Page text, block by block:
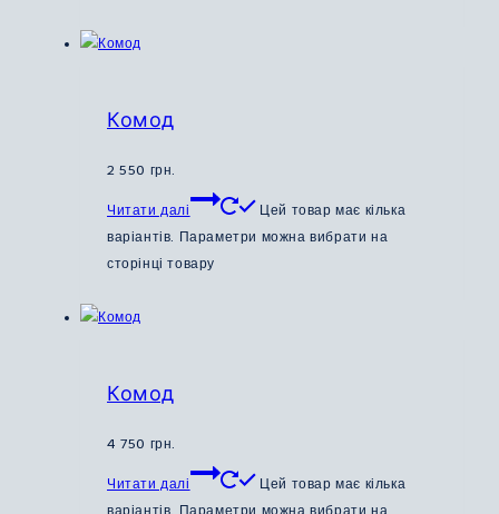
Комод
2 550 грн.
Читати далі
Цей товар має кілька
варіантів. Параметри можна вибрати на
сторінці товару
Комод
4 750 грн.
Читати далі
Цей товар має кілька
варіантів. Параметри можна вибрати на